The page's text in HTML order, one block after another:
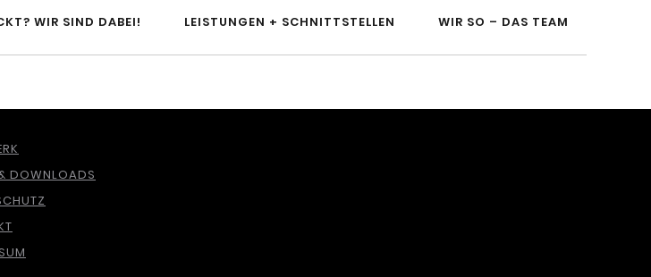
WIR SIND DABEI! LEISTUNGEN + SCHNITTSTELLEN WIR SO – DAS TEAM
DOWNLOADS